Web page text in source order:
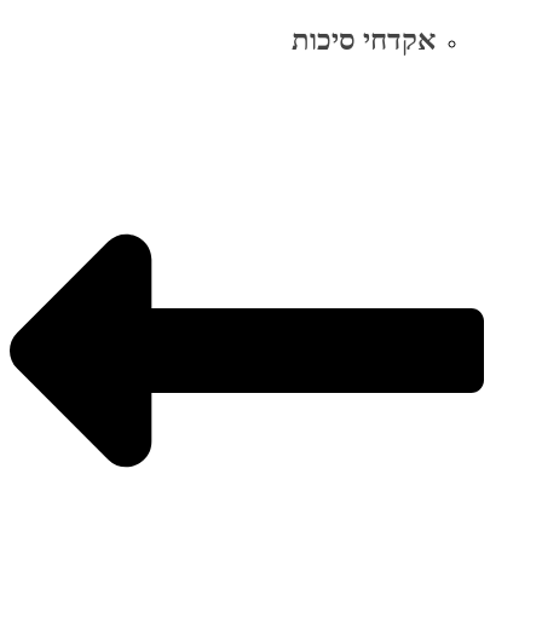
אקדחי סיכות